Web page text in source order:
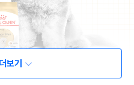
보기